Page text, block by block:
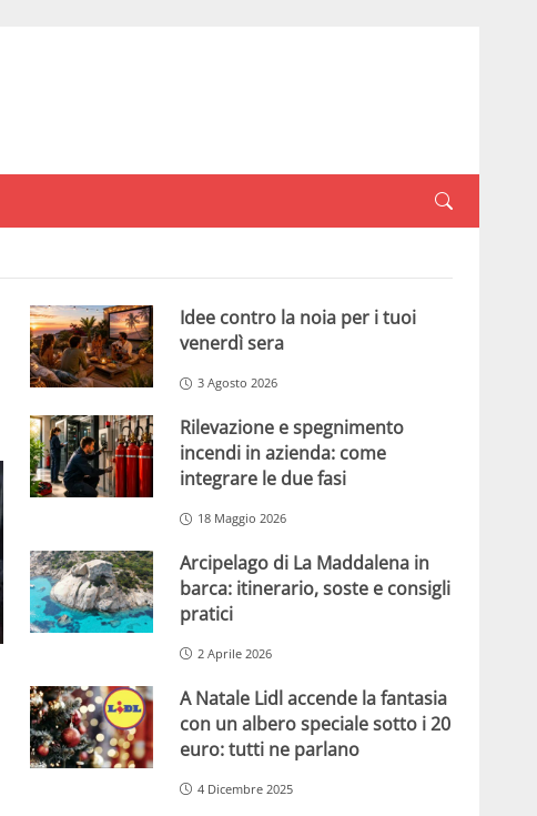
Idee contro la noia per i tuoi
venerdì sera
3 Agosto 2026
Rilevazione e spegnimento
incendi in azienda: come
integrare le due fasi
18 Maggio 2026
Arcipelago di La Maddalena in
barca: itinerario, soste e consigli
pratici
2 Aprile 2026
A Natale Lidl accende la fantasia
con un albero speciale sotto i 20
euro: tutti ne parlano
4 Dicembre 2025